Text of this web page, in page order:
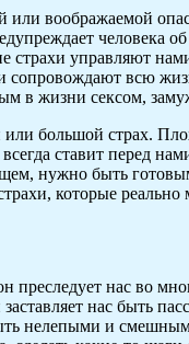
воображаемой
человека
страхи управляют
всю
в жизни сексом,
большой страх.
ставит перед
нужно быть
которые
преследует нас во
нас быть
нелепыми и